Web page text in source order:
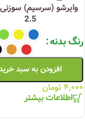
وایرشو (سرسیم)
2.5
رنگ بدنه
افزودن به سبد
۴,۰۰۰ تومان
اطلاعات بیشتر